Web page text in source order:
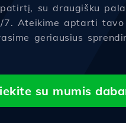
su draugišku
7. Ateikime aptarti tavo
geriausius
su mumis